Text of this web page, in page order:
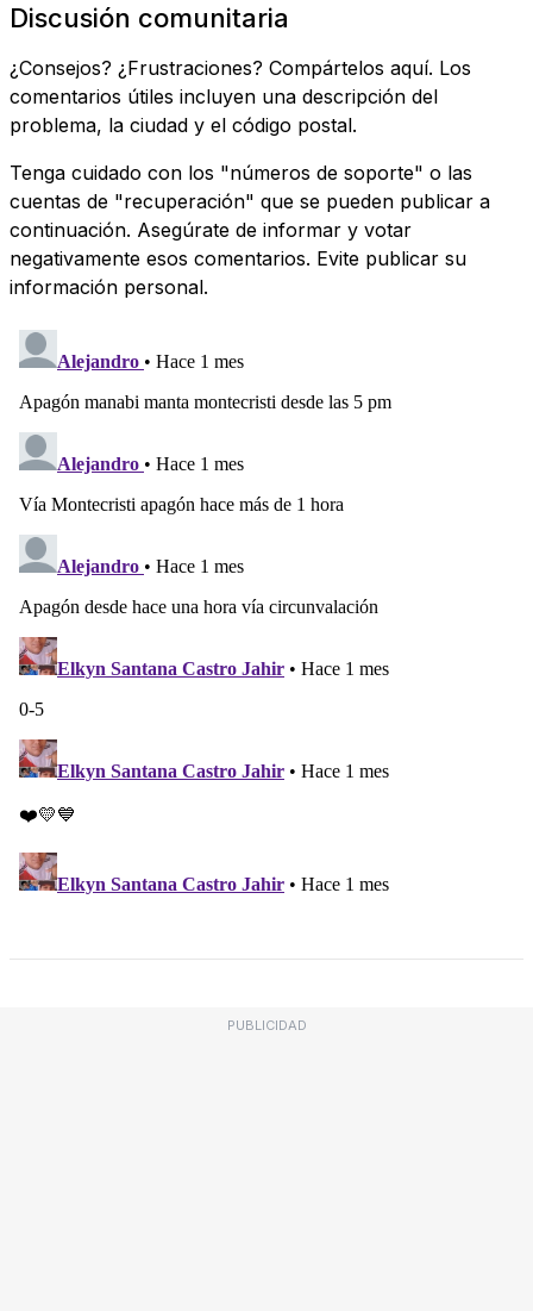
Discusión comunitaria
¿Consejos? ¿Frustraciones? Compártelos aquí. Los
comentarios útiles incluyen una descripción del
problema, la ciudad y el código postal.
Tenga cuidado con los "números de soporte" o las
cuentas de "recuperación" que se pueden publicar a
continuación. Asegúrate de informar y votar
negativamente esos comentarios. Evite publicar su
información personal.
PUBLICIDAD